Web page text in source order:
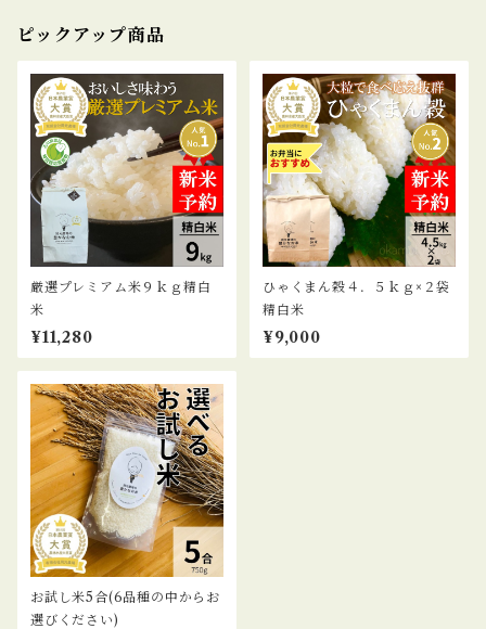
ピックアップ商品
厳選プレミアム米９ｋｇ精白
米
¥11,280
ひゃくまん穀４．５ｋｇ×２袋
精白米
¥9,000
お試し米5合(6品種の中からお
選びください)